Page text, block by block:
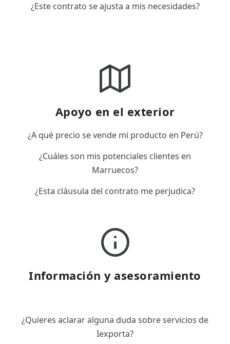
¿Este contrato se ajusta a mis necesidades?
Apoyo en el exterior
¿A qué precio se vende mi producto en Perú?
¿Cuáles son mis potenciales clientes en
Marruecos?
¿Esta cláusula del contrato me perjudica?
Información y asesoramiento
¿Quieres aclarar alguna duda sobre servicios de
Iexporta?